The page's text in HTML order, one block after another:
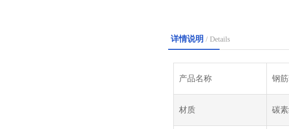
详情说明 / Details
产品名称 钢
材质 碳